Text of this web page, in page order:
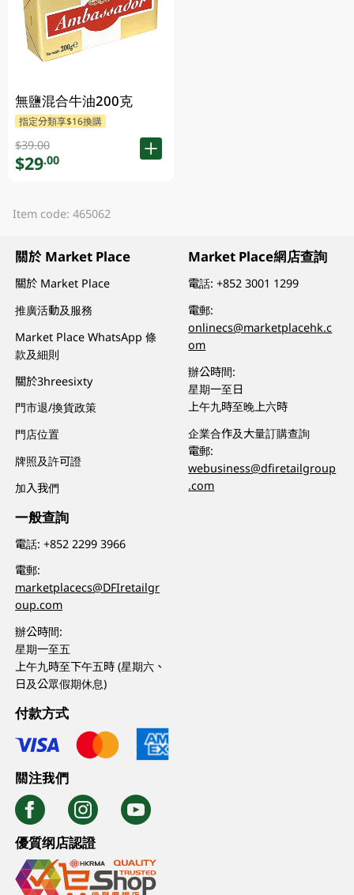
無鹽混合牛油200克
指定分類享$16換購
$39.00
$29.00
Item code: 465062
關於 Market Place
關於 Market Place
推廣活動及服務
Market Place WhatsApp 條
款及細則
關於3hreesixty
門市退/換貨政策
門店位置
牌照及許可證
加入我們
一般查詢
電話:+852 2299 3966
電郵:
marketplacecs@DFIretailgr
oup.com
辦公時間:
星期一至五
上午九時至下午五時 (星期六、
日及公眾假期休息)
Market Place網店查詢
電話:+852 3001 1299
電郵:
onlinecs@marketplacehk.c
om
辦公時間:
星期一至日
上午九時至晚上六時
企業合作及大量訂購查詢
電郵:
webusiness@dfiretailgroup
.com
付款方式
關注我們
優質纲店認證